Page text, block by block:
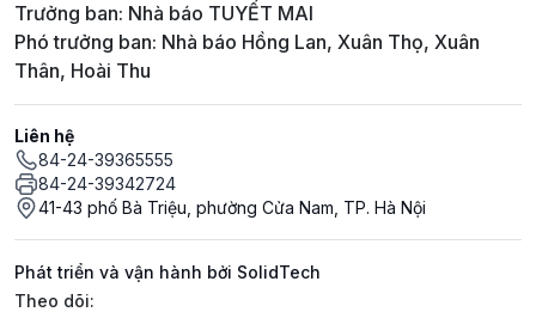
Trưởng ban: Nhà báo TUYẾT MAI
Phó trưởng ban: Nhà báo Hồng Lan, Xuân Thọ, Xuân
Thân, Hoài Thu
Liên hệ
84-24-39365555
84-24-39342724
41-43 phố Bà Triệu, phường Cửa Nam, TP. Hà Nội
Phát triển và vận hành bởi SolidTech
Mạng xã hội
Theo dõi: